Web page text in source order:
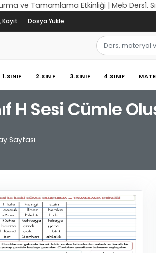
ve Tamamlama Etkinliği | Meb
Kayıt Dosya Yükle
1.SINIF 2.SINIF 3.SINIF 4.SINIF
H Sesi Cümle
Sayfası